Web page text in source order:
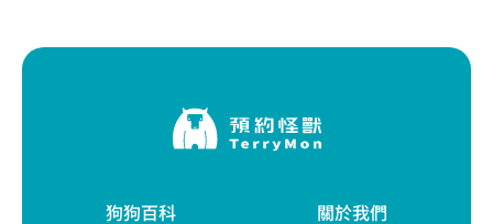
狗狗百科 關於我們